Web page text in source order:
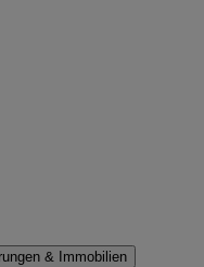
& Immobilien